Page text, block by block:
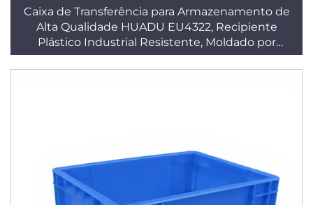
Caixa de Transferência para Armazenamento de
Alta Qualidade HUADU EU4322, Recipiente
Plástico Industrial Resistente, Moldado por
Injeção em PP